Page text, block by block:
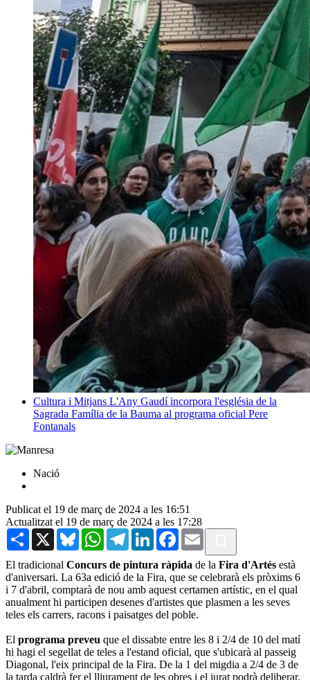
Cultura i Mitjans L'Any Gaudí incorpora l'església de la
Sagrada Família de la Bauma al programa oficial Pere
Fontanals
Nació
Publicat el 19 de març de 2024 a les 16:51
Actualitzat el 19 de març de 2024 a les 17:28
Share X BlueskyWhatsAppTelegramLinkedInFacebook
Email
El tradicional Concurs de pintura ràpida de la Fira d'Artés està
d'aniversari. La 63a edició de la Fira, que se celebrarà els pròxims 6
i 7 d'abril, comptarà de nou amb aquest certamen artístic, en el qual
anualment hi participen desenes d'artistes que plasmen a les seves
teles els carrers, racons i paisatges del poble.
El programa preveu que el dissabte entre les 8 i 2/4 de 10 del matí
hi hagi el segellat de teles a l'estand oficial, que s'ubicarà al passeig
Diagonal, l'eix principal de la Fira. De la 1 del migdia a 2/4 de 3 de
la tarda caldrà fer el lliurament de les obres i el jurat podrà deliberar.